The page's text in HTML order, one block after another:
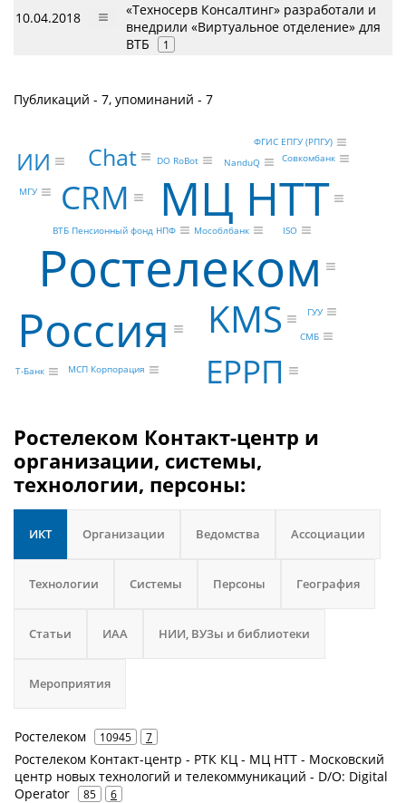
10.04.2018
«Техносерв Консалтинг» разработали и
внедрили «Виртуальное отделение» для
ВТБ
1
Публикаций - 7, упоминаний - 7
Ростелеком
МЦ НТТ
Россия KMS
CRM
ЕРРП
Chat
ИИ
ВТБ Пенсионный фонд НПФ
Т-Банк
Совкомбанк
NanduQ
Мособлбанк
МСП Корпорация
ISO
DO RoBot
ФГИС ЕПГУ (РПГУ)
СМБ
ГУУ
МГУ
Ростелеком Контакт-центр и
организации, системы,
технологии, персоны:
ИКТ Организации Ведомства Ассоциации
Технологии Системы Персоны География
Статьи ИАА НИИ, ВУЗы и библиотеки
Мероприятия
Ростелеком 10945 7
Ростелеком Контакт-центр - РТК КЦ - МЦ НТТ - Московский
центр новых технологий и телекоммуникаций - D/O: Digital
Operator
85 6